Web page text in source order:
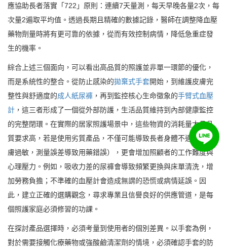
應協助長者落實「722」原則：連續7天量測，每天早晚各量2次，每
次量2遍取平均值。透過長期且精確的數據記錄，醫師在調整降血壓
藥物劑量時將有更可靠的依據，從而有效控制病情，降低急重症發
生的機率。
綜合上述三個面向，可以看出高品質的照護並非單一環節的優化，
而是系統性的整合。從防止感染的拋棄式手套開始，到維護皮膚完
整性與舒適度的成人紙尿褲 ，再到監控核心生命徵象的手臂式血壓
計 ，這三者形成了一個從外部防護，生活品質維持到內部健康監控
的完整閉環。在實際的居家照護場景中，這些物資的消耗量大且品
質要求高，若是使用劣質產品，不僅可能導致長者身體不適（如皮
膚過敏，測量誤差導致用藥錯誤），更會增加照顧者的工作難度與
心理壓力。例如，吸收力差的尿褲會導致頻繁更換與床單清洗，增
加勞務負擔；不準確的血壓計會造成無謂的恐慌或病情延誤。因
此，建立正確的選購觀念，尋求專業且信譽良好的供應管道，是每
個照護家庭必須修習的功課。
在探討產品選擇時，必須考量到使用者的個別差異。以手套為例，
對於需要接觸化療藥物或強酸鹼清潔劑的情境，必須確認手套的防